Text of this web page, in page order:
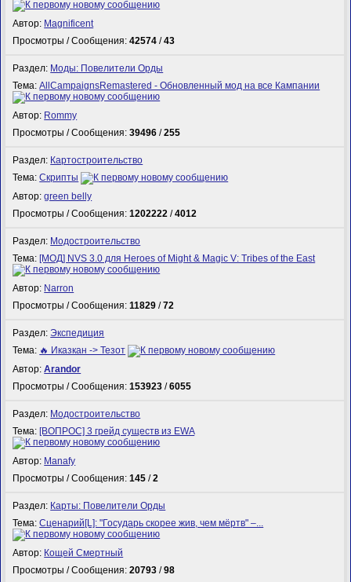
Автор: Magnificent
Просмотры / Сообщения:42574 /43
Раздел: Моды: Повелители Орды
Тема:AllCampaignsRemastered - Обновленный мод на все Кампании
Автор: Rommy
Просмотры / Сообщения:39496 /255
Раздел: Картостроительство
Тема:Скрипты
Автор:green belly
Просмотры / Сообщения:1202222 /4012
Раздел: Модостроительство
Тема: [МОД] NVS 3.0 для Heroes of Might & Magic V: Tribes of the East
Автор: Narron
Просмотры / Сообщения:11829 /72
Раздел:Экспедиция
Тема: 🔥 Иказкан -> Тезот
Автор:Arandor
Просмотры / Сообщения:153923 /6055
Раздел: Модостроительство
Тема: [ВОПРОС] 3 грейд существ из EWA
Автор: Manafy
Просмотры / Сообщения:145 /2
Раздел: Карты: Повелители Орды
Тема:Сценарий[L]: "Государь скорее жив, чем мёртв" –...
Автор: Кощей Смертный
Просмотры / Сообщения:20793 /98